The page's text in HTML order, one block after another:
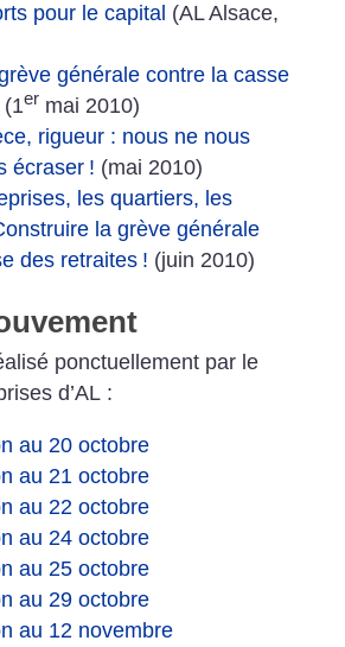
pour le capital (AL Alsace,
générale contre la casse
(1er mai 2010)
rigueur : nous ne nous
écraser ! (mai 2010)
les quartiers, les
la grève générale
des retraites ! (juin 2010)
ponctuellement par le
d’AL :
au 20 octobre
au 21 octobre
au 22 octobre
au 24 octobre
au 25 octobre
au 29 octobre
au 12 novembre